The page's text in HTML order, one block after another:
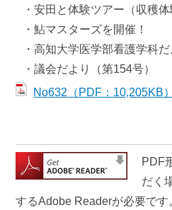
分類で探す
カレンダーで探す
施設案内
・安田と体験ツアー（収穫体
・鮎マスターズを開催！
・高知大学医学部看護学科だ
・議会だより（第154号）
No632（PDF：10,205KB）
PDF
だく
するAdobe Readerが必要です